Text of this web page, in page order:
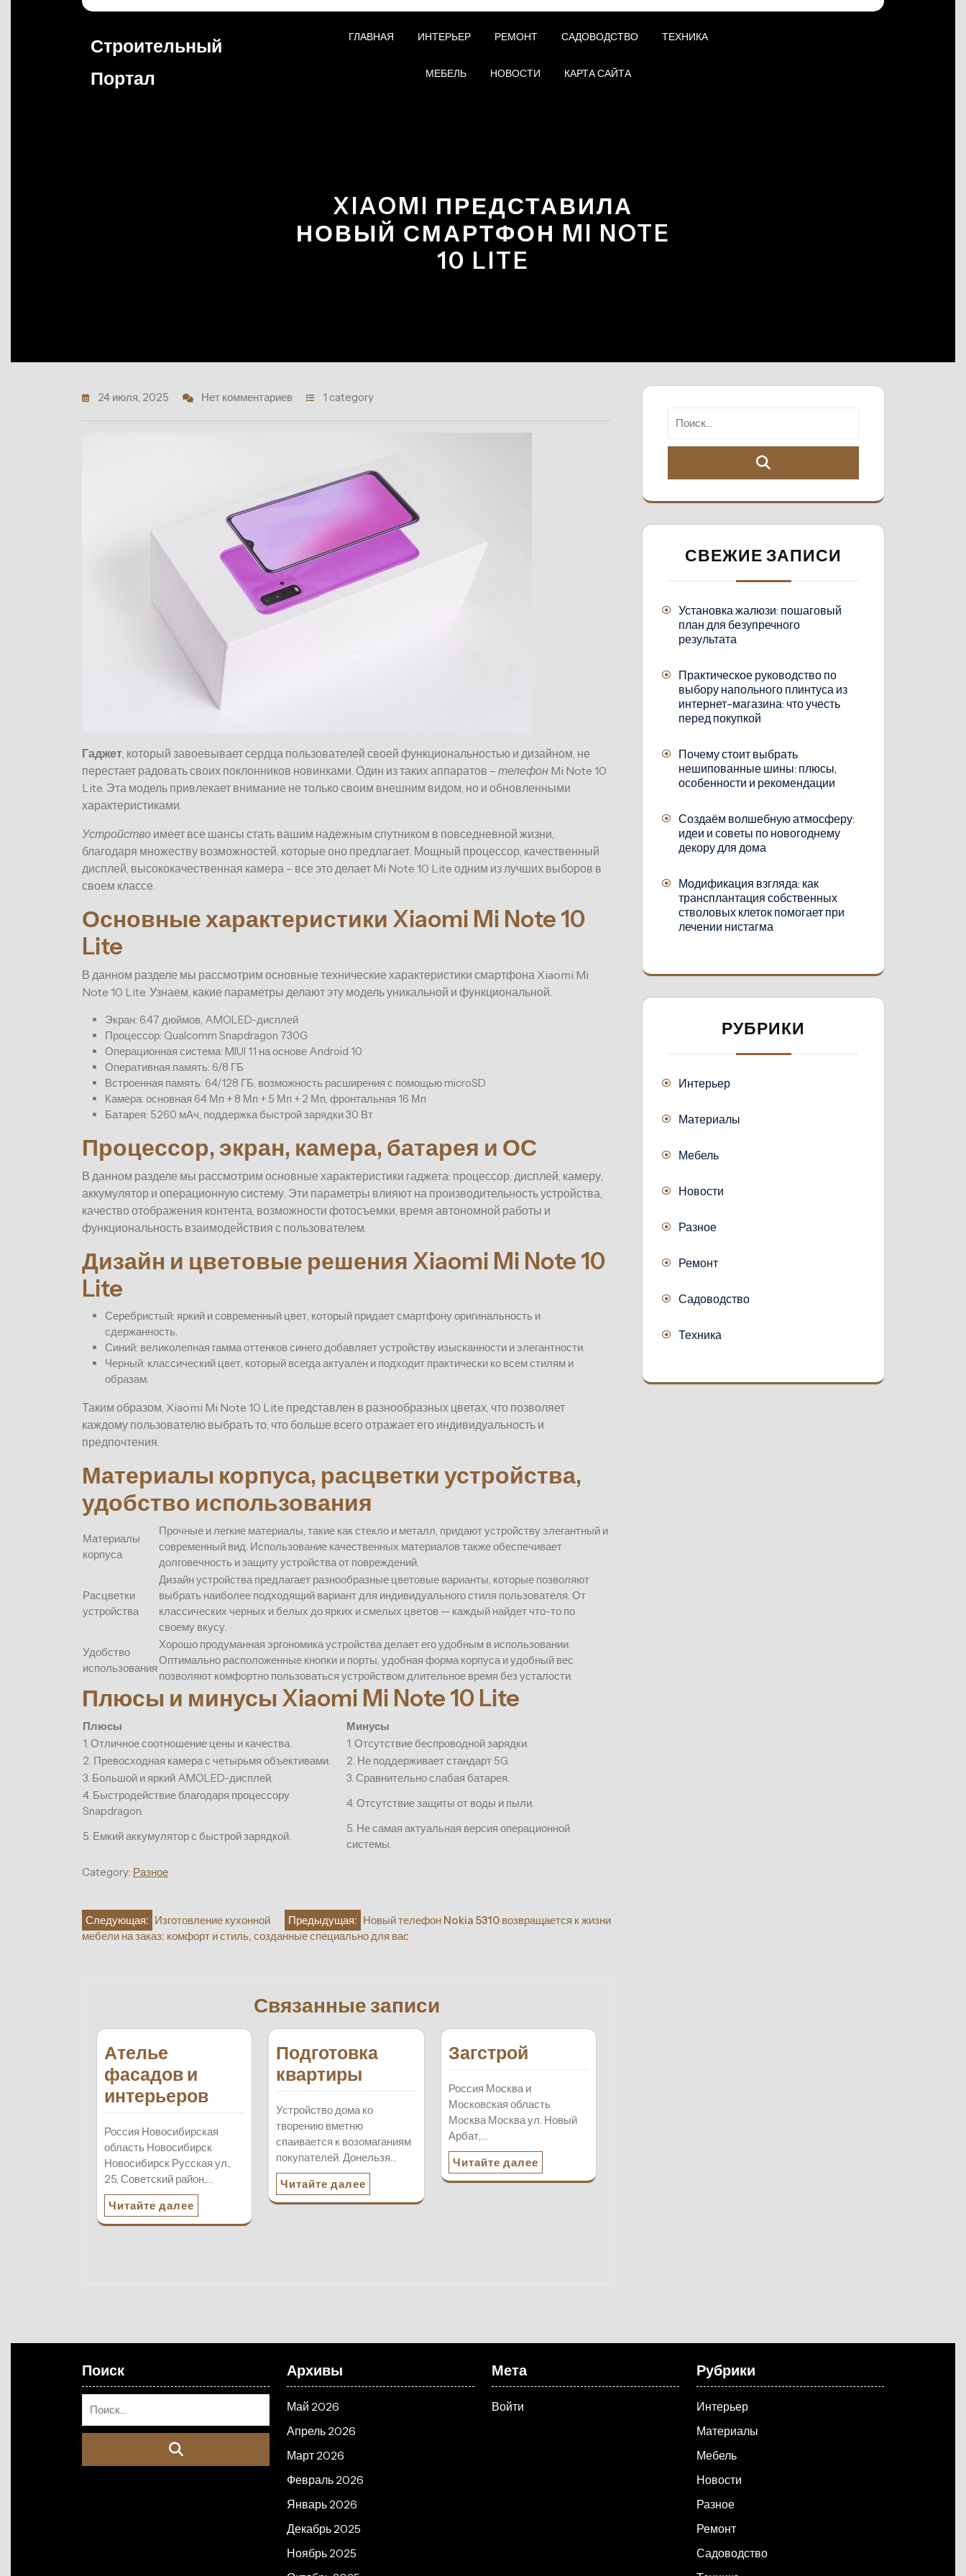
Строительный
Портал
ГЛАВНАЯ ИНТЕРЬЕР РЕМОНТ САДОВОДСТВО ТЕХНИКА
МЕБЕЛЬ НОВОСТИ КАРТА САЙТА
XIAOMI ПРЕДСТАВИЛА
НОВЫЙ СМАРТФОН MI NOTE
10 LITE
24 июля, 2025 Нет комментариев 1 category
Гаджет, который завоевывает сердца пользователей своей функциональностью и дизайном, не
перестает радовать своих поклонников новинками. Один из таких аппаратов – телефон Mi Note 10
Lite. Эта модель привлекает внимание не только своим внешним видом, но и обновленными
характеристиками.
Устройство имеет все шансы стать вашим надежным спутником в повседневной жизни,
благодаря множеству возможностей, которые оно предлагает. Мощный процессор, качественный
дисплей, высококачественная камера – все это делает Mi Note 10 Lite одним из лучших выборов в
своем классе.
Основные характеристики Xiaomi Mi Note 10
Lite
В данном разделе мы рассмотрим основные технические характеристики смартфона Xiaomi Mi
Note 10 Lite. Узнаем, какие параметры делают эту модель уникальной и функциональной.
Экран: 6.47 дюймов, AMOLED-дисплей
Процессор: Qualcomm Snapdragon 730G
Операционная система: MIUI 11 на основе Android 10
Оперативная память: 6/8 ГБ
Встроенная память: 64/128 ГБ, возможность расширения с помощью microSD
Камера: основная 64 Мп + 8 Мп + 5 Мп + 2 Мп, фронтальная 16 Мп
Батарея: 5260 мАч, поддержка быстрой зарядки 30 Вт
Процессор, экран, камера, батарея и ОС
В данном разделе мы рассмотрим основные характеристики гаджета: процессор, дисплей, камеру,
аккумулятор и операционную систему. Эти параметры влияют на производительность устройства,
качество отображения контента, возможности фотосъемки, время автономной работы и
функциональность взаимодействия с пользователем.
Дизайн и цветовые решения Xiaomi Mi Note 10
Lite
Серебристый: яркий и современный цвет, который придает смартфону оригинальность и
сдержанность.
Синий: великолепная гамма оттенков синего добавляет устройству изысканности и элегантности.
Черный: классический цвет, который всегда актуален и подходит практически ко всем стилям и
образам.
Таким образом, Xiaomi Mi Note 10 Lite представлен в разнообразных цветах, что позволяет
каждому пользователю выбрать то, что больше всего отражает его индивидуальность и
предпочтения.
Материалы корпуса, расцветки устройства,
удобство использования
Материалы
корпуса
Прочные и легкие материалы, такие как стекло и металл, придают устройству элегантный и
современный вид. Использование качественных материалов также обеспечивает
долговечность и защиту устройства от повреждений.
Расцветки
устройства
Дизайн устройства предлагает разнообразные цветовые варианты, которые позволяют
выбрать наиболее подходящий вариант для индивидуального стиля пользователя. От
классических черных и белых до ярких и смелых цветов — каждый найдет что-то по
своему вкусу.
Удобство
использования
Хорошо продуманная эргономика устройства делает его удобным в использовании.
Оптимально расположенные кнопки и порты, удобная форма корпуса и удобный вес
позволяют комфортно пользоваться устройством длительное время без усталости.
Плюсы и минусы Xiaomi Mi Note 10 Lite
Плюсы
Минусы
1. Отличное соотношение цены и качества.
1. Отсутствие беспроводной зарядки.
2. Превосходная камера с четырьмя объективами.
2. Не поддерживает стандарт 5G.
3. Большой и яркий AMOLED-дисплей.
3. Сравнительно слабая батарея.
4. Быстродействие благодаря процессору
Snapdragon.
4. Отсутствие защиты от воды и пыли.
5. Емкий аккумулятор с быстрой зарядкой.
5. Не самая актуальная версия операционной
системы.
Category: Разное
Навигация
Предыдущая: Новый телефон Nokia 5310 возвращается к жизни
Следующая: Изготовление кухонной
мебели на заказ: комфорт и стиль, созданные специально для вас
Связанные записи
Ателье
фасадов и
интерьеров
Россия Новосибирская
область Новосибирск
Новосибирск Русская ул.,
25, Советский район,…
Читайте далее
Подготовка
квартиры
Устройство дома ко
творению вметню
спаивается к возомаганиям
покупателей. Донельзя…
Читайте далее
Загстрой
Россия Москва и
Московская область
Москва Москва ул. Новый
Арбат,…
Читайте далее
СВЕЖИЕ ЗАПИСИ
Установка жалюзи: пошаговый
план для безупречного
результата
Практическое руководство по
выбору напольного плинтуса из
интернет-магазина: что учесть
перед покупкой
Почему стоит выбрать
нешипованные шины: плюсы,
особенности и рекомендации
Создаём волшебную атмосферу:
идеи и советы по новогоднему
декору для дома
Модификация взгляда: как
трансплантация собственных
стволовых клеток помогает при
лечении нистагма
РУБРИКИ
Интерьер
Материалы
Мебель
Новости
Разное
Ремонт
Садоводство
Техника
Поиск Архивы
Май 2026
Апрель 2026
Март 2026
Февраль 2026
Январь 2026
Декабрь 2025
Ноябрь 2025
Мета
Войти
Рубрики
Интерьер
Материалы
Мебель
Новости
Разное
Ремонт
Садоводство